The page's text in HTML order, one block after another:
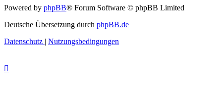
Powered by phpBB® Forum Software © phpBB Limited
Deutsche Übersetzung durch phpBB.de
Datenschutz | Nutzungsbedingungen